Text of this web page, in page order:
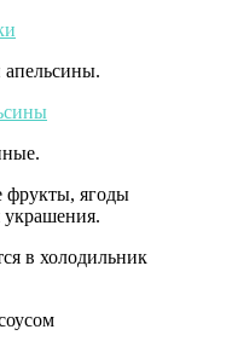
апельсины.
фрукты, ягоды
украшения.
в холодильник